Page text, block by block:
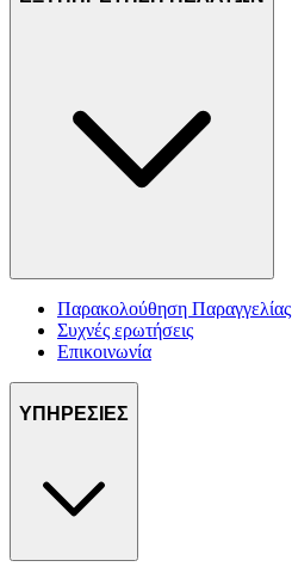
Παρακολούθηση Παραγγελίας
Συχνές ερωτήσεις
Επικοινωνία
ΥΠΗΡΕΣΙΕΣ